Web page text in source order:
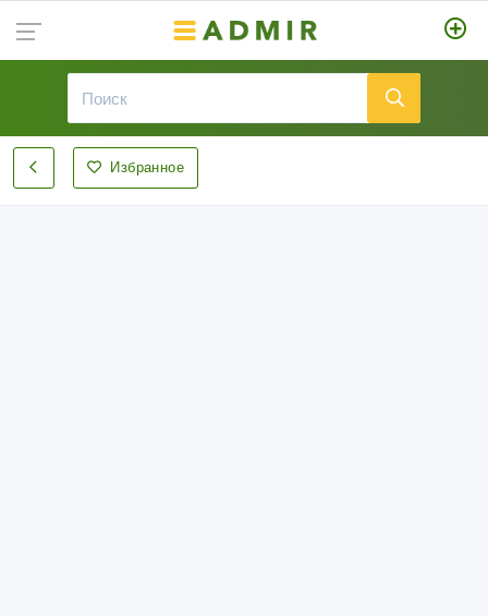
Избранное